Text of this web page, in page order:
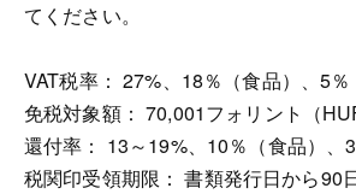
てください。
VAT税率： 27%、18％（食品）、5％
免税対象額： 70,001フォリント（
還付率： 13～19%、10％（食品）、3
税関印受領期限： 書類発行日から90